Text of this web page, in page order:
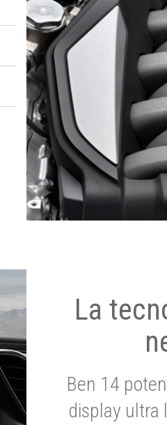
La
Ben 14
display ultra